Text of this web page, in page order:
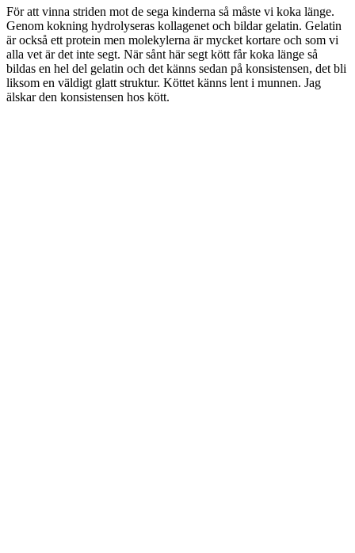
För att vinna striden mot de sega kinderna så måste vi koka länge.
Genom kokning hydrolyseras kollagenet och bildar gelatin. Gelatin
är också ett protein men molekylerna är mycket kortare och som vi
alla vet är det inte segt. När sånt här segt kött får koka länge så
bildas en hel del gelatin och det känns sedan på konsistensen, det bli
liksom en väldigt glatt struktur. Köttet känns lent i munnen. Jag
älskar den konsistensen hos kött.